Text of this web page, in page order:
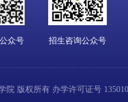
众号 招生咨询公众号
院 版权所有 办学许可证号